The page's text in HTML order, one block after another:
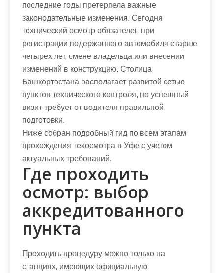
последние годы претерпела важные
законодательные изменения. Сегодня
технический осмотр обязателен при
регистрации подержанного автомобиля старше
четырех лет, смене владельца или внесении
изменений в конструкцию. Столица
Башкортостана располагает развитой сетью
пунктов технического контроля, но успешный
визит требует от водителя правильной
подготовки.
Ниже собран подробный гид по всем этапам
прохождения техосмотра в Уфе с учетом
актуальных требований.
Где проходить
осмотр: выбор
аккредитованного
пункта
Проходить процедуру можно только на
станциях, имеющих официальную